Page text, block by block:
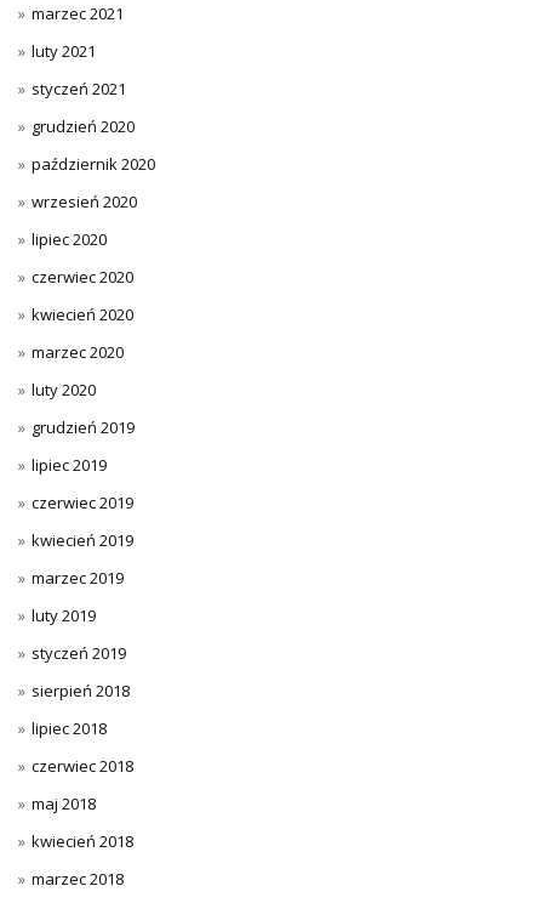
marzec 2021
luty 2021
styczeń 2021
grudzień 2020
październik 2020
wrzesień 2020
lipiec 2020
czerwiec 2020
kwiecień 2020
marzec 2020
luty 2020
grudzień 2019
lipiec 2019
czerwiec 2019
kwiecień 2019
marzec 2019
luty 2019
styczeń 2019
sierpień 2018
lipiec 2018
czerwiec 2018
maj 2018
kwiecień 2018
marzec 2018